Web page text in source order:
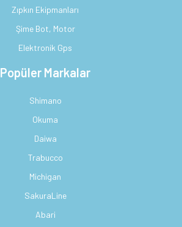
Zıpkın Ekipmanları
Şime Bot, Motor
Elektronik Gps
Popüler Markalar
Shimano
Okuma
Daiwa
Trabucco
Michigan
SakuraLine
Abari